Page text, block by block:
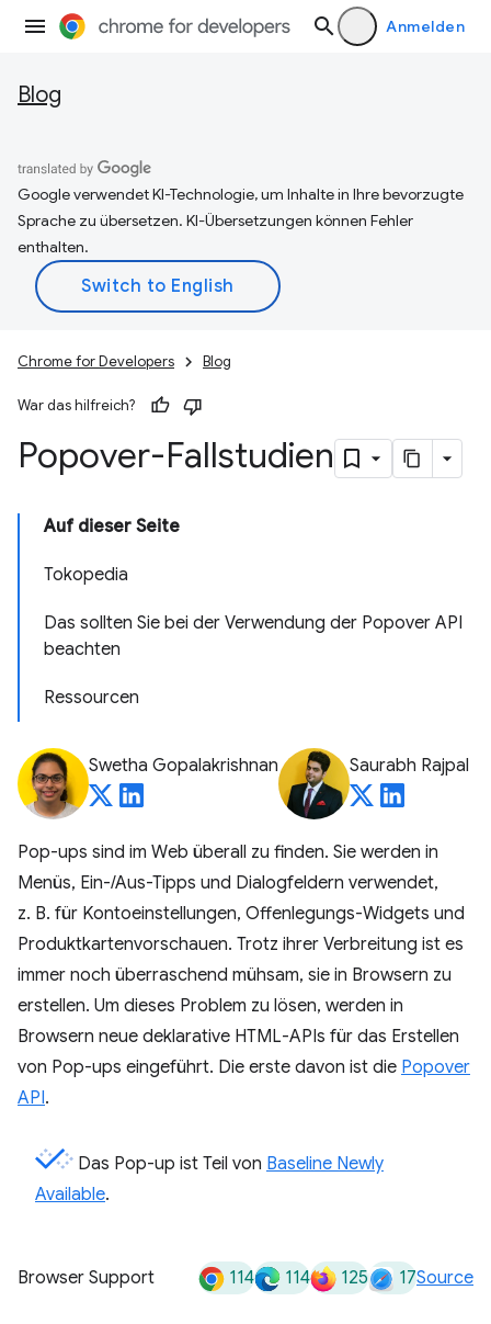
Anmelden
Blog
Google verwendet KI-Technologie, um Inhalte in Ihre bevorzugte
Sprache zu übersetzen. KI-Übersetzungen können Fehler
enthalten.
Chrome for Developers Blog
War das hilfreich?
Popover-Fallstudien
Auf dieser Seite
Tokopedia
Das sollten Sie bei der Verwendung der Popover API
beachten
Ressourcen
Swetha Gopalakrishnan Saurabh Rajpal
Pop-ups sind im Web überall zu finden. Sie werden in
Menüs, Ein-/Aus-Tipps und Dialogfeldern verwendet,
z. B. für Kontoeinstellungen, Offenlegungs-Widgets und
Produktkartenvorschauen. Trotz ihrer Verbreitung ist es
immer noch überraschend mühsam, sie in Browsern zu
erstellen. Um dieses Problem zu lösen, werden in
Browsern neue deklarative HTML-APIs für das Erstellen
von Pop-ups eingeführt. Die erste davon ist die Popover
API.
Das Pop-up ist Teil von Baseline Newly
Available.
Browser Support 114 114 125 17Source